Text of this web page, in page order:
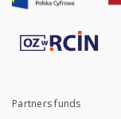
Partners funds